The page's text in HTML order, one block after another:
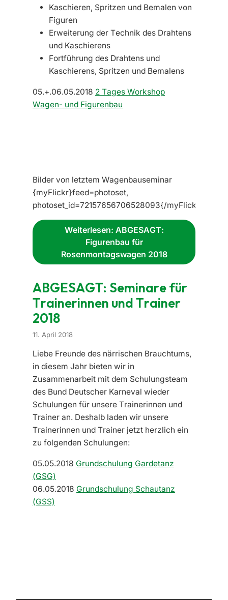
Kaschieren, Spritzen und Bemalen von
Figuren
Erweiterung der Technik des Drahtens
und Kaschierens
Fortführung des Drahtens und
Kaschierens, Spritzen und Bemalens
05.+.06.05.2018 2 Tages Workshop
Wagen- und Figurenbau
Bilder von letztem Wagenbauseminar
{myFlickr}feed=photoset,
photoset_id=72157656706528093{/myFlickr}
Weiterlesen: ABGESAGT:
Figurenbau für
Rosenmontagswagen 2018
ABGESAGT: Seminare für
Trainerinnen und Trainer
2018
11. April 2018
Liebe Freunde des närrischen Brauchtums,
in diesem Jahr bieten wir in
Zusammenarbeit mit dem Schulungsteam
des Bund Deutscher Karneval wieder
Schulungen für unsere Trainerinnen und
Trainer an. Deshalb laden wir unsere
Trainerinnen und Trainer jetzt herzlich ein
zu folgenden Schulungen:
05.05.2018 Grundschulung Gardetanz
(GSG)
06.05.2018 Grundschulung Schautanz
(GSS)